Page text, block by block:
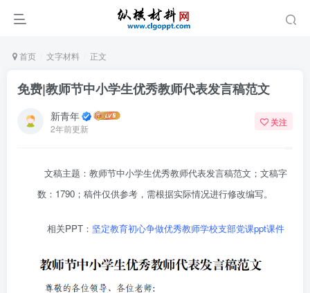
首页 文字材料 正文
免费|教师节中小学生优秀教师代表发言稿范文
新青年
2年前更新
关注
文稿主题：教师节中小学生优秀教师代表发言稿范文；文稿字
数：1790；稿件仅供参考，需根据实际情况进行修改编写。
相关PPT： 坚定教育初心争做优秀教师学校支部党课ppt课件